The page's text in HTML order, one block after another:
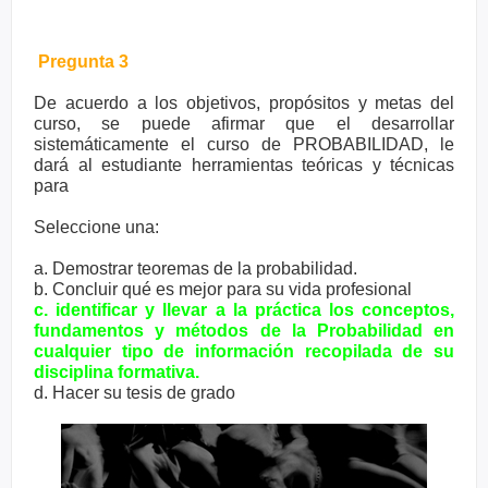
Pregunta 3
De acuerdo a los objetivos, propósitos y metas del
curso, se puede afirmar que el desarrollar
sistemáticamente el curso de PROBABILIDAD, le
dará al estudiante herramientas teóricas y técnicas
para
Seleccione una:
a. Demostrar teoremas de la probabilidad.
b. Concluir qué es mejor para su vida profesional
c. identificar y llevar a la práctica los conceptos,
fundamentos y métodos de la Probabilidad en
cualquier tipo de información recopilada de su
disciplina formativa.
d. Hacer su tesis de grado